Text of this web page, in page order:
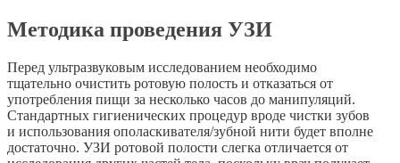
Методика проведения УЗИ
Перед ультразвуковым исследованием необходимо
тщательно очистить ротовую полость и отказаться от
употребления пищи за несколько часов до манипуляций.
Стандартных гигиенических процедур вроде чистки зубов
и использования ополаскивателя/зубной нити будет вполне
достаточно. УЗИ ротовой полости слегка отличается от